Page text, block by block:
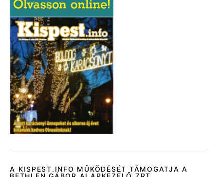
A KISPEST.INFO MŰKÖDÉSÉT TÁMOGATJA A